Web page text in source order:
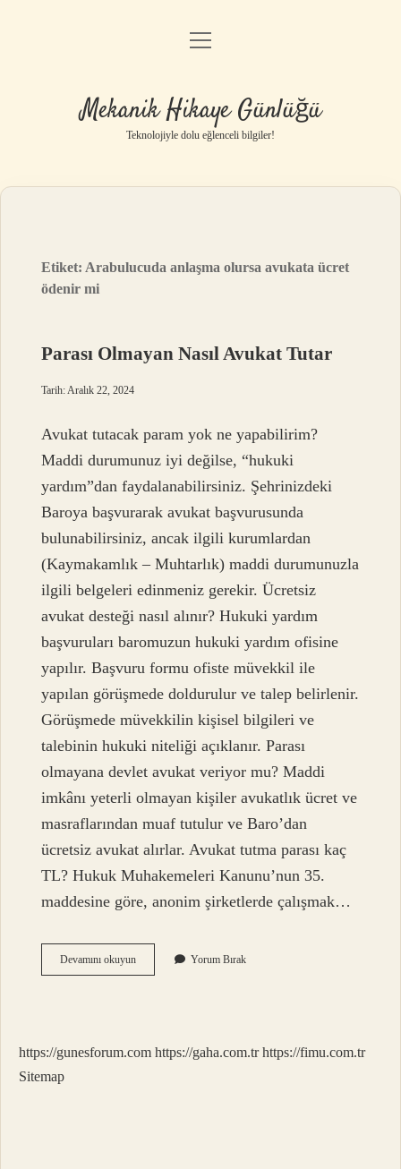
Anasayfa
Yasal Uyarı
menüyü
Mekanik Hikaye Günlüğü
Teknolojiyle dolu eğlenceli bilgiler!
Etiket: Arabulucuda anlaşma olursa avukata ücret
ödenir mi
Parası Olmayan Nasıl Avukat Tutar
Tarih: Aralık 22, 2024
Avukat tutacak param yok ne yapabilirim?
Maddi durumunuz iyi değilse, “hukuki
yardım”dan faydalanabilirsiniz. Şehrinizdeki
Baroya başvurarak avukat başvurusunda
bulunabilirsiniz, ancak ilgili kurumlardan
(Kaymakamlık – Muhtarlık) maddi durumunuzla
ilgili belgeleri edinmeniz gerekir. Ücretsiz
avukat desteği nasıl alınır? Hukuki yardım
başvuruları baromuzun hukuki yardım ofisine
yapılır. Başvuru formu ofiste müvekkil ile
yapılan görüşmede doldurulur ve talep belirlenir.
Görüşmede müvekkilin kişisel bilgileri ve
talebinin hukuki niteliği açıklanır. Parası
olmayana devlet avukat veriyor mu? Maddi
imkânı yeterli olmayan kişiler avukatlık ücret ve
masraflarından muaf tutulur ve Baro’dan
ücretsiz avukat alırlar. Avukat tutma parası kaç
TL? Hukuk Muhakemeleri Kanunu’nun 35.
maddesine göre, anonim şirketlerde çalışmak…
Devamını okuyunParası
Olmayan
Yorum Bırak
https://gunesforum.com https://gaha.com.tr https://fimu.com.tr
Sitemap